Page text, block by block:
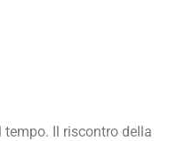
Il riscontro della